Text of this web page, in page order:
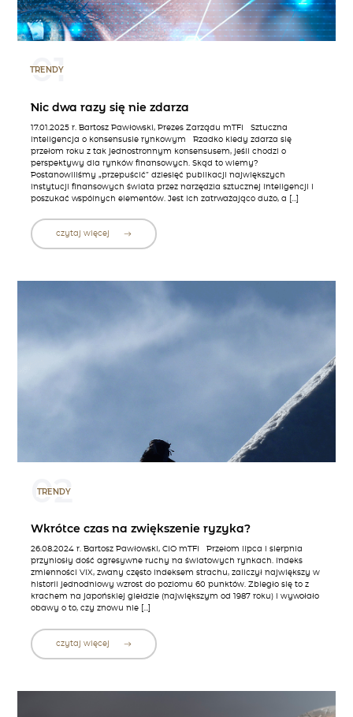
01
TRENDY
Nic dwa razy się nie zdarza
17.01.2025 r. Bartosz Pawłowski, Prezes Zarządu mTFI Sztuczna
inteligencja o konsensusie rynkowym Rzadko kiedy zdarza się
przełom roku z tak jednostronnym konsensusem, jeśli chodzi o
perspektywy dla rynków finansowych. Skąd to wiemy?
Postanowiliśmy „przepuścić” dziesięć publikacji największych
instytucji finansowych świata przez narzędzia sztucznej inteligencji i
poszukać wspólnych elementów. Jest ich zatrważająco dużo, a […]
czytaj więcej
02
TRENDY
Wkrótce czas na zwiększenie ryzyka?
26.08.2024 r. Bartosz Pawłowski, CIO mTFI Przełom lipca i sierpnia
przyniosły dość agresywne ruchy na światowych rynkach. Indeks
zmienności VIX, zwany często indeksem strachu, zaliczył największy w
historii jednodniowy wzrost do poziomu 60 punktów. Zbiegło się to z
krachem na japońskiej giełdzie (największym od 1987 roku) i wywołało
obawy o to, czy znowu nie […]
czytaj więcej